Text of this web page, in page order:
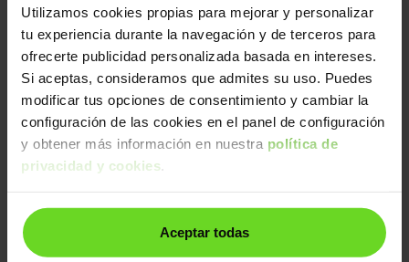
Utilizamos cookies propias para mejorar y personalizar
tu experiencia durante la navegación y de terceros para
ofrecerte publicidad personalizada basada en intereses.
Si aceptas, consideramos que admites su uso. Puedes
modificar tus opciones de consentimiento y cambiar la
configuración de las cookies en el panel de configuración
y obtener más información en nuestra política de
privacidad y cookies.
Aceptar todas
BMW Serie 3
320e
2022 | 83.694km | 204CV | Automático
30.990€
26.390€
Híbrido enchufable Desde 407€/mes